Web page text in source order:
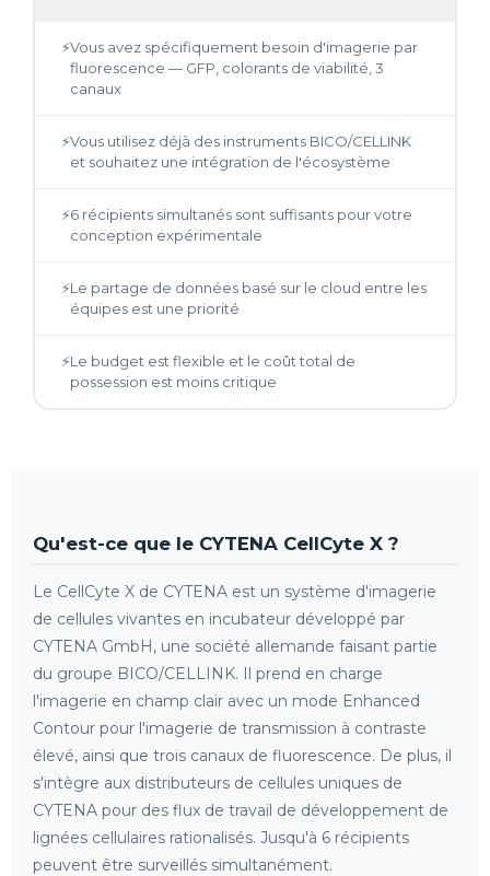
⚡Vous avez spécifiquement besoin d'imagerie par
fluorescence — GFP, colorants de viabilité, 3
canaux
⚡Vous utilisez déjà des instruments BICO/CELLINK
et souhaitez une intégration de l'écosystème
⚡6 récipients simultanés sont suffisants pour votre
conception expérimentale
⚡Le partage de données basé sur le cloud entre les
équipes est une priorité
⚡Le budget est flexible et le coût total de
possession est moins critique
Qu'est-ce que le CYTENA CellCyte X ?
Le CellCyte X de CYTENA est un système d'imagerie
de cellules vivantes en incubateur développé par
CYTENA GmbH, une société allemande faisant partie
du groupe BICO/CELLINK. Il prend en charge
l'imagerie en champ clair avec un mode Enhanced
Contour pour l'imagerie de transmission à contraste
élevé, ainsi que trois canaux de fluorescence. De plus, il
s'intègre aux distributeurs de cellules uniques de
CYTENA pour des flux de travail de développement de
lignées cellulaires rationalisés. Jusqu'à 6 récipients
peuvent être surveillés simultanément.